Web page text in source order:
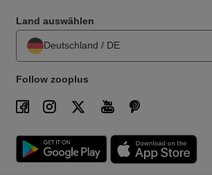
Land auswählen
Deutschland / DE
Follow zooplus